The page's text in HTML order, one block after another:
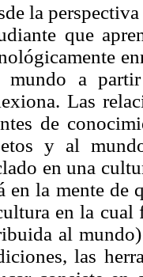
la
que
mundo a
Las
de
y al
en una
en la mente
en la cual
al
las